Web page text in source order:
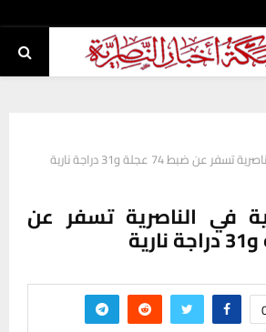
ضبط 74 عجلة و31 دراجة نارية
في الناصرية تسفر عن